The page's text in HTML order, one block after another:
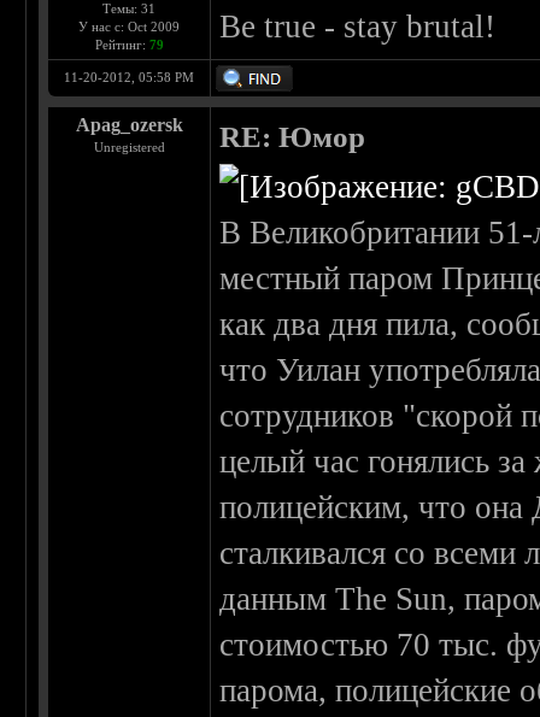
Темы: 31
У нас с: Oct 2009
Рейтинг: 79
Be true - stay brutal!
11-20-2012, 05:58 PM
Apag_ozersk
Unregistered RE: Юмор
В Великобритании
местный паром
как два дня пила,
что Уилан
сотрудников "скорой
целый час гонялись
полицейским, что
сталкивался со
данным The Sun,
стоимостью 70 тыс.
парома, полицейские